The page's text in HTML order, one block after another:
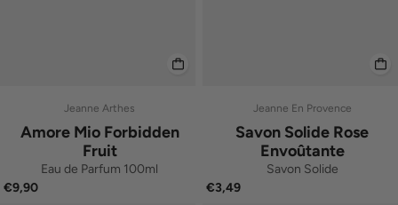
Jeanne Arthes
Amore Mio Forbidden
Fruit
Eau de Parfum 100ml
€9,90
Jeanne En Provence
Savon Solide Rose
Envoûtante
Savon Solide
€3,49